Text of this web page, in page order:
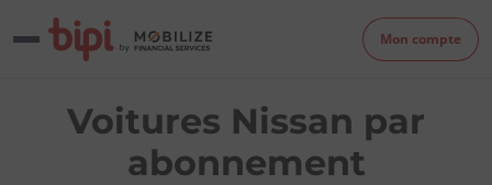
Mon compte
Voitures Nissan par
abonnement